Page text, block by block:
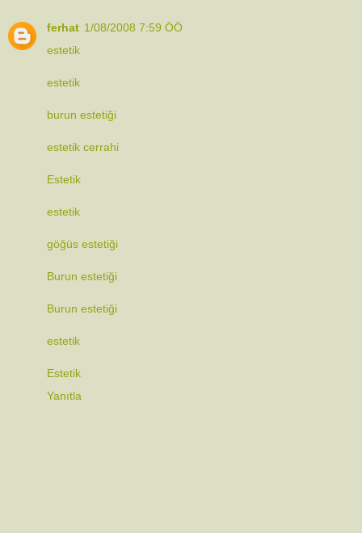
ferhat 1/08/2008 7:59 ÖÖ
estetik
estetik
burun estetiği
estetik cerrahi
Estetik
estetik
göğüs estetiği
Burun estetiği
Burun estetiği
estetik
Estetik
Yanıtla